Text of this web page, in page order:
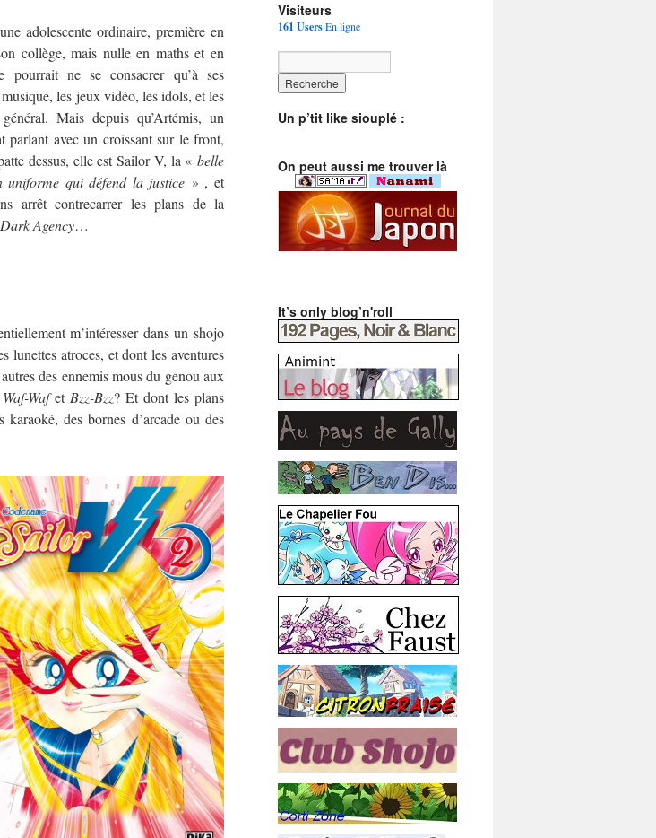
adolescente ordinaire, première en
collège, mais nulle en maths et en
pourrait ne se consacrer qu’à ses
les jeux vidéo, les idols, et les
Mais depuis qu’Artémis, un
parlant avec un croissant sur le front,
dessus, elle est Sailor V, la « belle
uniforme qui défend la justice » , et
arrêt contrecarrer les plans de la
Dark Agency…
m’intéresser dans un shojo
lunettes atroces, et dont les aventures
des ennemis mous du genou aux
Waf-Wafet Bzz-Bzz? Et dont les plans
des bornes d’arcade ou des
Visiteurs
161 UsersEn ligne
Un p’tit like siouplé :
On peut aussi me trouver là
It’s only blog’n'roll